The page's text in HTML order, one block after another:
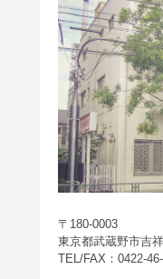
〒180-0003
東京都武蔵野市吉
TEL/FAX：0422-